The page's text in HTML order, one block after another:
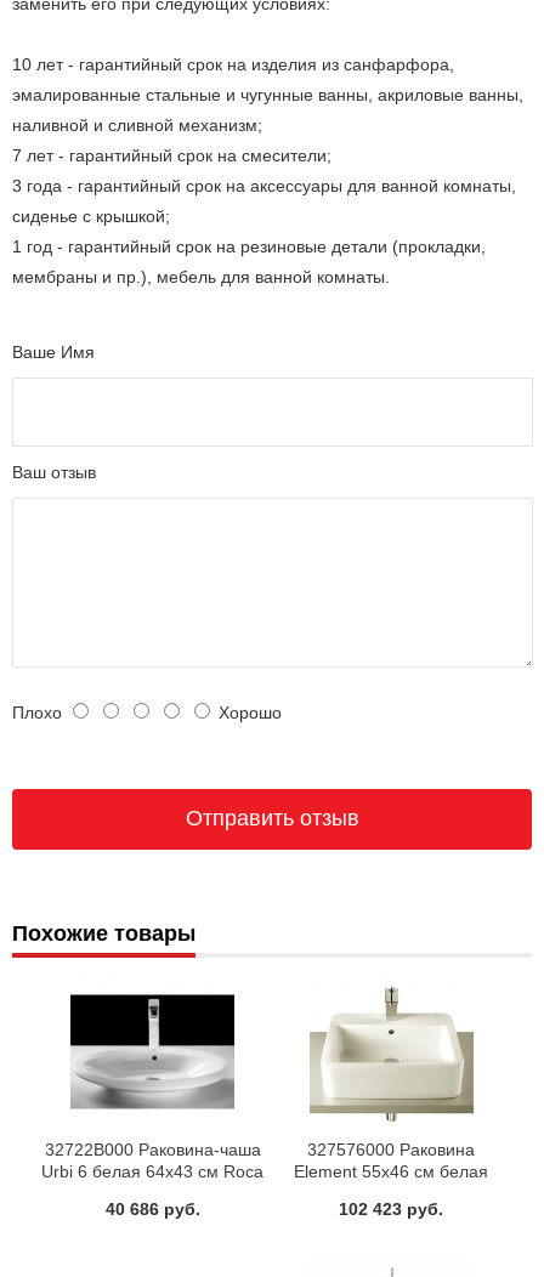
10 лет - гарантийный срок на изделия из санфарфора,
эмалированные стальные и чугунные ванны, акриловые ванны,
наливной и сливной механизм;
7 лет - гарантийный срок на смесители;
3 года - гарантийный срок на аксессуары для ванной комнаты,
сиденье с крышкой;
1 год - гарантийный срок на резиновые детали (прокладки,
мембраны и пр.), мебель для ванной комнаты.
Ваше Имя
Ваш отзыв
Плохо Хорошо
Похожие товары
32722В000 Раковина-чаша
Urbi 6 белая 64x43 см Roca
40 686 руб.
327576000 Раковина
Element 55x46 см белая
102 423 руб.